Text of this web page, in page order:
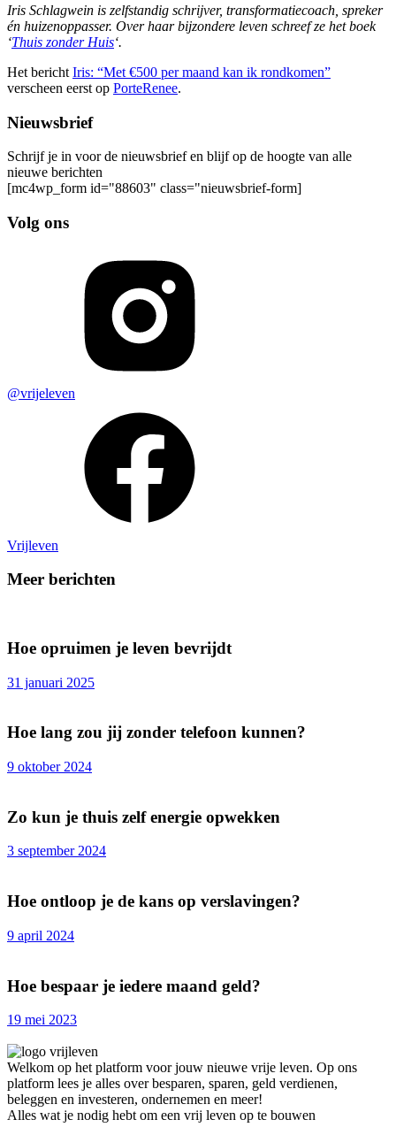
Iris Schlagwein is zelfstandig schrijver, transformatiecoach, spreker
én huizenoppasser. Over haar bijzondere leven schreef ze het boek
‘Thuis zonder Huis‘.
Het bericht Iris: “Met €500 per maand kan ik rondkomen”
verscheen eerst op PorteRenee.
Nieuwsbrief
Schrijf je in voor de nieuwsbrief en blijf op de hoogte van alle
nieuwe berichten
[mc4wp_form id="88603" class="nieuwsbrief-form]
Volg ons
@vrijeleven
Vrijleven
Meer berichten
Hoe opruimen je leven bevrijdt
31 januari 2025
Hoe lang zou jij zonder telefoon kunnen?
9 oktober 2024
Zo kun je thuis zelf energie opwekken
3 september 2024
Hoe ontloop je de kans op verslavingen?
9 april 2024
Hoe bespaar je iedere maand geld?
19 mei 2023
Welkom op het platform voor jouw nieuwe vrije leven. Op ons
platform lees je alles over besparen, sparen, geld verdienen,
beleggen en investeren, ondernemen en meer!
Alles wat je nodig hebt om een vrij leven op te bouwen